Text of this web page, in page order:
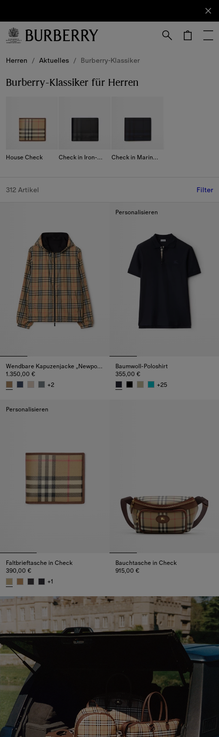
Newsletter
abonnieren.
Herren / Aktuelles / Burberry-Klassiker
Burberry-Klassiker für Herren
House Check Check in Iron-Grau Check in Marineblau
312 Artikel Filter
Wendbare Kapuzenjacke „Newport“ in Check
1.350,00 €
+2
Personalisieren
Baumwoll-Poloshirt
355,00 €
+25
Personalisieren
Faltbrieftasche in Check
390,00 €
+1
Bauchtasche in Check
915,00 €